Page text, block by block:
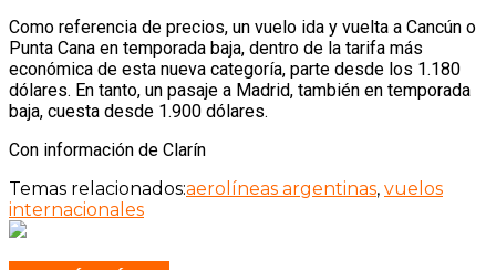
Como referencia de precios, un vuelo ida y vuelta a Cancún o
Punta Cana en temporada baja, dentro de la tarifa más
económica de esta nueva categoría, parte desde los 1.180
dólares. En tanto, un pasaje a Madrid, también en temporada
baja, cuesta desde 1.900 dólares.
Con información de Clarín
Temas relacionados:aerolíneas argentinas, vuelos
internacionales